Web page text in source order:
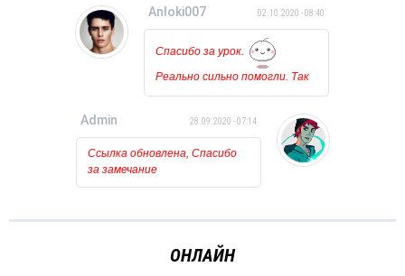
Anloki007 02.10.2020 - 08:40
Спасибо за урок.
Реально сильно помогли. Так
Admin 28.09.2020 - 07:14
Ссылка обновлена, Спасибо
за замечание
ОНЛАЙН